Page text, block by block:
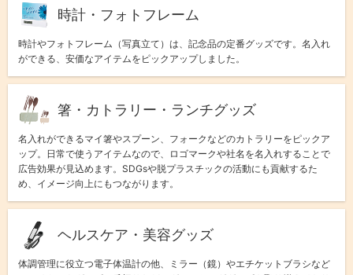
時計・フォトフレーム
時計やフォトフレーム（写真立て）は、記念品の定番グッズです。名入れ
ができる、安価なアイテムをピックアップしました。
箸・カトラリー・ランチグッズ
名入れができるマイ箸やスプーン、フォークなどのカトラリーをピックア
ップ。日常で使うアイテムなので、ロゴマークや社名を名入れすることで
広告効果が見込めます。SDGsや脱プラスチックの活動にも貢献するた
め、イメージ向上にもつながります。
ヘルスケア・美容グッズ
体調管理に役立つ電子体温計の他、ミラー（鏡）やエチケットブラシなど